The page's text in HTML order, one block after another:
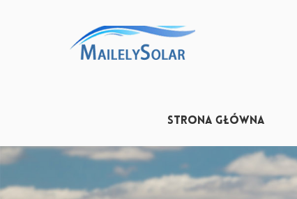
STRONA GŁÓWNA